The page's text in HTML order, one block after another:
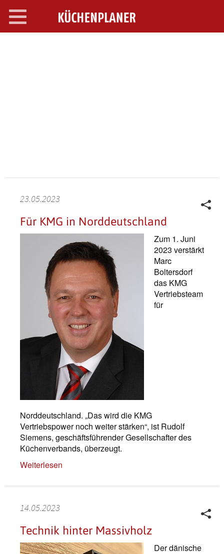
Toggle
navigation
23.05.2023
Für KMG in Norddeutschland
Zum 1. Juni
2023 verstärkt
Marc
Boltersdorf
das KMG
Vertriebsteam
für
Norddeutschland. „Das wird die KMG
Vertriebspower noch weiter stärken“, ist Rudolf
Siemens, geschäftsführender Gesellschafter des
Küchenverbands, überzeugt.
Weiterlesen
14.05.2023
Technik hinter Massivholz
Der dänische